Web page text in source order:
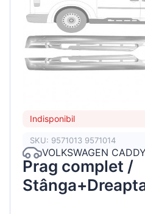
Indisponibil
SKU: 9571013 9571014
VOLKSWAGEN
Prag complet /